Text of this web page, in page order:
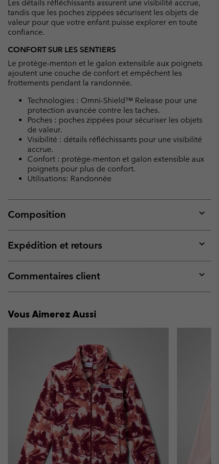
Les détails réfléchissants assurent une visibilité accrue,
tandis que les poches zippées sécurisent les objets de
valeur pour que votre enfant puisse explorer en toute
confiance.
CONFORT SUR LES SENTIERS
Le protège-menton et le galon extensible aux poignets
ajoutent une couche de confort et empêchent les
frottements pendant la randonnée.
Technologies : Omni-Shield™ Release pour une
protection avancée contre les taches.
Poches : poches zippées pour sécuriser les objets
de valeur.
Visibilité : détails réfléchissants pour une visibilité
accrue.
Confort : protège-menton et galon extensible aux
poignets pour plus de confort.
Utilisations: Randonnée
Composition
or
Expédition et retours
or
Commentaires client
or
Vous Aimerez Aussi